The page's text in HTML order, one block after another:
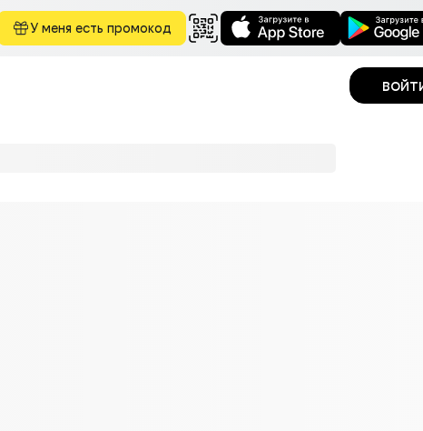
У меня есть промокод